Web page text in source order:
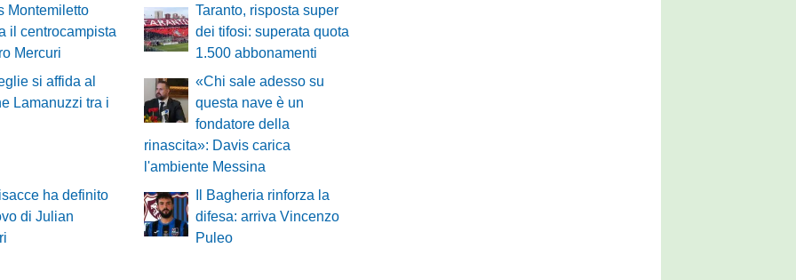
Montemiletto
il centrocampista
Mercuri
Taranto, risposta super
dei tifosi: superata quota
1.500 abbonamenti
si affida al
Lamanuzzi tra i
«Chi sale adesso su
questa nave è un
fondatore della
rinascita»: Davis carica
l'ambiente Messina
ha definito
di Julian
Il Bagheria rinforza la
difesa: arriva Vincenzo
Puleo